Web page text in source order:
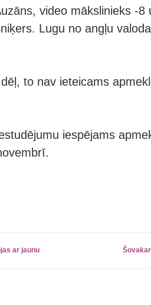
video mākslinieks -8
Lugu no angļu
to nav ieteicams
iespējams
ar jaunu